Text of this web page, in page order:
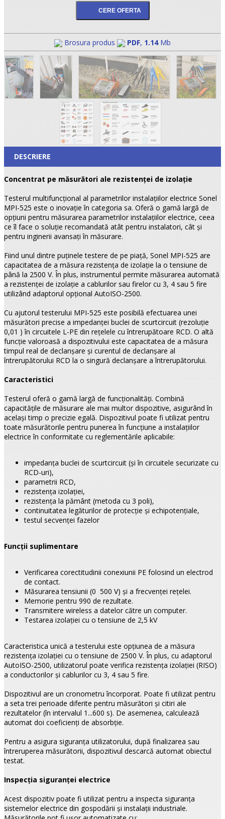
Brosura produs PDF, 1.14Mb
DESCRIERE
Concentrat pe măsurători ale rezistenţei de izolaţie
Testerul multifuncţional al parametrilor instalaţiilor electrice Sonel
MPI-525 este o inovaţie în categoria sa. Oferă o gamă largă de
opţiuni pentru măsurarea parametrilor instalaţiilor electrice, ceea
ce îl face o soluţie recomandată atât pentru instalatori, cât şi
pentru inginerii avansaţi în măsurare.
Fiind unul dintre puţinele testere de pe piaţă, Sonel MPI-525 are
capacitatea de a măsura rezistenţa de izolaţie la o tensiune de
până la 2500 V. În plus, instrumentul permite măsurarea automată
a rezistenţei de izolaţie a cablurilor sau firelor cu 3, 4 sau 5 fire
utilizând adaptorul opţional AutoISO-2500.
Cu ajutorul testerului MPI-525 este posibilă efectuarea unei
măsurători precise a impedanţei buclei de scurtcircuit (rezoluţie
0,01 ) în circuitele L-PE din reţelele cu întrerupătoare RCD. O altă
funcţie valoroasă a dispozitivului este capacitatea de a măsura
timpul real de declanșare şi curentul de declanșare al
întrerupătorului RCD la o singură declanșare a întrerupătorului.
Caracteristici
Testerul oferă o gamă largă de funcţionalităţi. Combină
capacităţile de măsurare ale mai multor dispozitive, asigurând în
acelaşi timp o precizie egală. Dispozitivul poate fi utilizat pentru
toate măsurătorile pentru punerea în funcţiune a instalaţiilor
electrice în conformitate cu reglementările aplicabile:
impedanţa buclei de scurtcircuit (şi în circuitele securizate cu
RCD-uri),
parametrii RCD,
rezistenţa izolaţiei,
rezistenţa la pământ (metoda cu 3 poli),
continuitatea legăturilor de protecţie şi echipotenţiale,
testul secvenţei fazelor
Funcţii suplimentare
Verificarea corectitudinii conexiunii PE folosind un electrod
de contact.
Măsurarea tensiunii (0 500 V) şi a frecvenţei reţelei.
Memorie pentru 990 de rezultate.
Transmitere wireless a datelor către un computer.
Testarea izolaţiei cu o tensiune de 2,5 kV
Caracteristica unică a testerului este opţiunea de a măsura
rezistenţa izolaţiei cu o tensiune de 2500 V. În plus, cu adaptorul
AutoISO-2500, utilizatorul poate verifica rezistenţa izolaţiei (RISO)
a conductorilor şi cablurilor cu 3, 4 sau 5 fire.
Dispozitivul are un cronometru încorporat. Poate fi utilizat pentru
a seta trei perioade diferite pentru măsurători şi citiri ale
rezultatelor (în intervalul 1...600 s). De asemenea, calculează
automat doi coeficienţi de absorbţie.
Pentru a asigura siguranţa utilizatorului, după finalizarea sau
întreruperea măsurătorii, dispozitivul descarcă automat obiectul
testat.
Inspecţia siguranţei electrice
Acest dispozitiv poate fi utilizat pentru a inspecta siguranţa
sistemelor electrice din gospodării şi instalaţii industriale.